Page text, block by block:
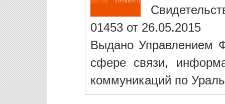
01453 от 26.05.2015
Выдано Управлением
сфере связи,
коммуникаций по